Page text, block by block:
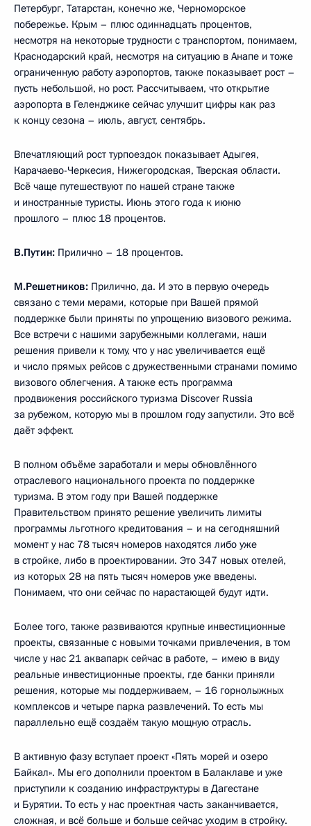
Петербург, Татарстан, конечно же, Черноморское
побережье. Крым – плюс одиннадцать процентов,
несмотря на некоторые трудности с транспортом, понимаем,
Краснодарский край, несмотря на ситуацию в Анапе и тоже
ограниченную работу аэропортов, также показывает рост –
пусть небольшой, но рост. Рассчитываем, что открытие
аэропорта в Геленджике сейчас улучшит цифры как раз
к концу сезона – июль, август, сентябрь.
Впечатляющий рост турпоездок показывает Адыгея,
Карачаево-Черкесия, Нижегородская, Тверская области.
Всё чаще путешествуют по нашей стране также
и иностранные туристы. Июнь этого года к июню
прошлого – плюс 18 процентов.
В.Путин: Прилично – 18 процентов.
М.Решетников: Прилично, да. И это в первую очередь
связано с теми мерами, которые при Вашей прямой
поддержке были приняты по упрощению визового режима.
Все встречи с нашими зарубежными коллегами, наши
решения привели к тому, что у нас увеличивается ещё
и число прямых рейсов с дружественными странами помимо
визового облегчения. А также есть программа
продвижения российского туризма Discover Russia
за рубежом, которую мы в прошлом году запустили. Это всё
даёт эффект.
В полном объёме заработали и меры обновлённого
отраслевого национального проекта по поддержке
туризма. В этом году при Вашей поддержке
Правительством принято решение увеличить лимиты
программы льготного кредитования – и на сегодняшний
момент у нас 78 тысяч номеров находятся либо уже
в стройке, либо в проектировании. Это 347 новых отелей,
из которых 28 на пять тысяч номеров уже введены.
Понимаем, что они сейчас по нарастающей будут идти.
Более того, также развиваются крупные инвестиционные
проекты, связанные с новыми точками привлечения, в том
числе у нас 21 аквапарк сейчас в работе, – имею в виду
реальные инвестиционные проекты, где банки приняли
решения, которые мы поддерживаем, – 16 горнолыжных
комплексов и четыре парка развлечений. То есть мы
параллельно ещё создаём такую мощную отрасль.
В активную фазу вступает проект «Пять морей и озеро
Байкал». Мы его дополнили проектом в Балаклаве и уже
приступили к созданию инфраструктуры в Дагестане
и Бурятии. То есть у нас проектная часть заканчивается,
сложная, и всё больше и больше сейчас уходим в стройку.